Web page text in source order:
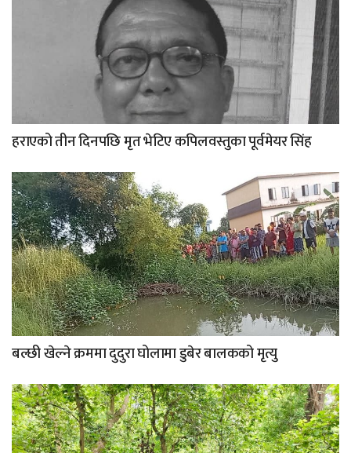
हराएको तीन दिनपछि मृत भेटिए कपिलवस्तुका पूर्वमेयर सिंह
बल्छी खेल्ने क्रममा दुदुरा घोलामा डुबेर बालकको मृत्यु